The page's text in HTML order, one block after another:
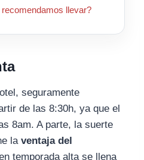
llevar?
seguramente
de las 8:30h, ya que el
8am. A parte, la suerte
la ventaja del
temporada alta se llena